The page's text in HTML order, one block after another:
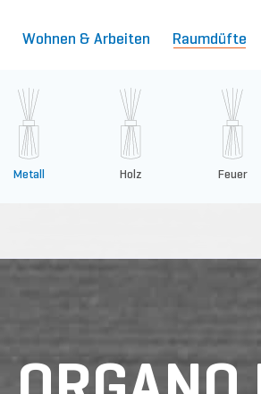
Wohnen & Arbeiten Raumdüfte
Metall Holz Feuer